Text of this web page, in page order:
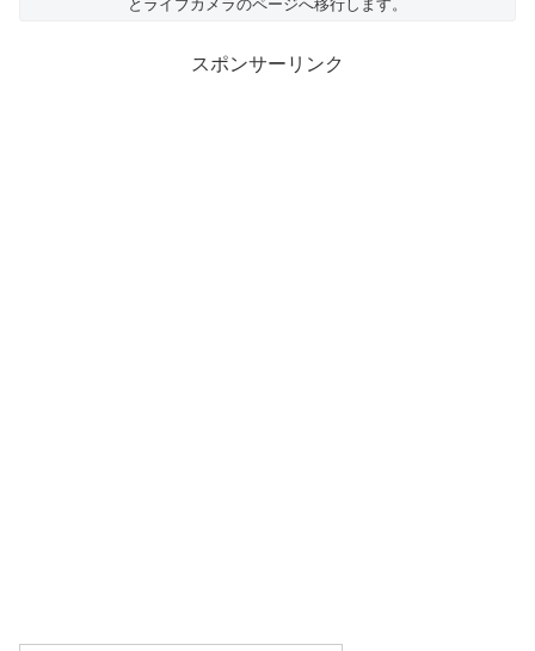
とライブカメラのページへ移行します。
スポンサーリンク